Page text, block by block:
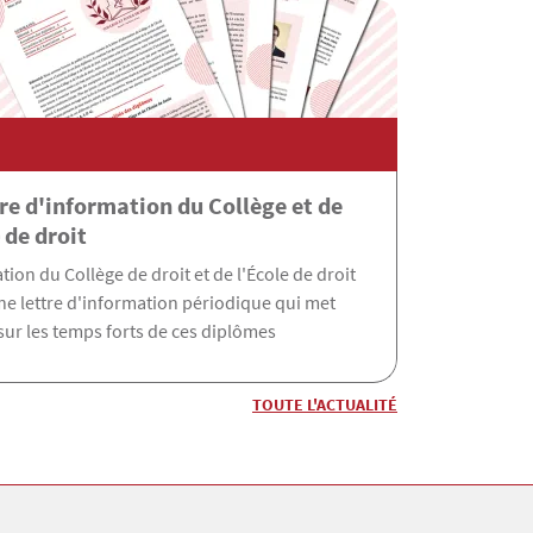
de droit à la
de France
d'information du Collège et de
de droit
du Collège de droit et de l'École de droit
lettre d'information périodique qui met
les temps forts de ces diplômes
TOUTE L'ACTUALITÉ